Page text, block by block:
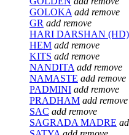
GOLOKA add remove
GR add remove
HARI DARSHAN (HD)
HEM add remove
KITS add remove
NANDITA add remove
NAMASTE add remove
PADMINI add remove
PRADHAM add remove
SAC add remove
SAGRADA MADRE